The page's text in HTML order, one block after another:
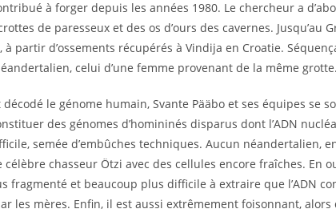
à forger depuis les années 1980. Le chercheur a
de paresseux et des os d’ours des cavernes. Jusqu’au
partir d’ossements récupérés à Vindija en Croatie.
celui d’une femme provenant de la même grotte.
le génome humain, Svante Pääbo et ses équipes se
des génomes d’homininés disparus dont l’ADN
semée d’embûches techniques. Aucun néandertalien,
chasseur Ötzi avec des cellules encore fraîches. En
fragmenté et beaucoup plus difficile à extraire que l’ADN
les mères. Enfin, il est aussi extrêmement foisonnant, alors